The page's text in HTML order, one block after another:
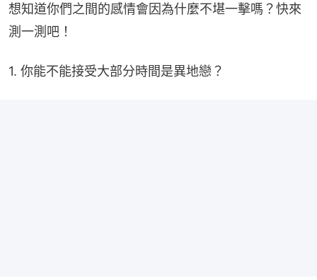
想知道你們之間的感情會因為什麼不堪一擊嗎？快來
測一測吧！
1. 你能不能接受大部分時間是異地戀？